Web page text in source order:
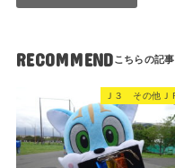
RECOMMEND
Ｊ３ その他Ｊ